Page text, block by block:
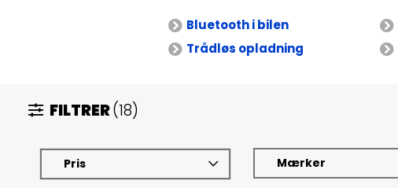
Bluetooth i bilen
Trådløs opladning
FILTRER(18)
Pris Mærker